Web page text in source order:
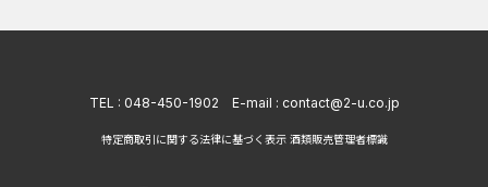
TEL : 048-450-1902 E-mail : contact@2-u.co.jp
特定商取引に関する法律に基づく表示 酒類販売管理者標識